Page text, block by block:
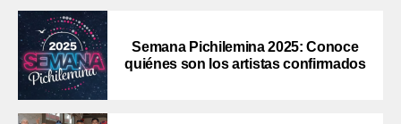
Semana Pichilemina 2025: Conoce
quiénes son los artistas confirmados